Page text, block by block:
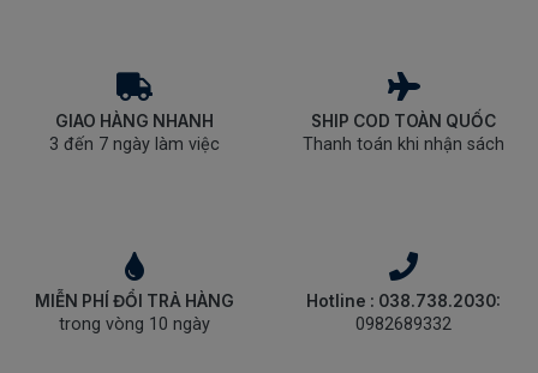
GIAO HÀNG NHANH
3 đến 7 ngày làm việc
SHIP COD TOÀN QUỐC
Thanh toán khi nhận sách
MIỄN PHÍ ĐỔI TRẢ HÀNG
trong vòng 10 ngày
Hotline : 038.738.2030:
0982689332